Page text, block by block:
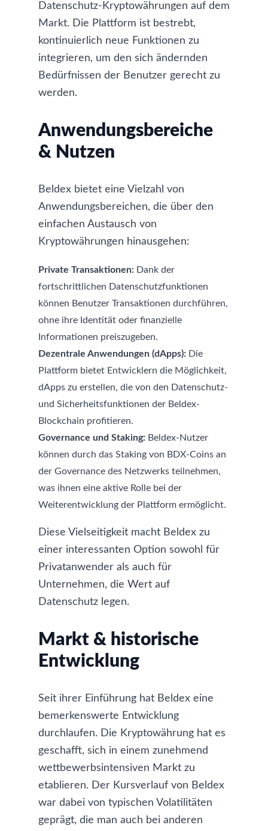
Datenschutz-Kryptowährungen auf dem
Markt. Die Plattform ist bestrebt,
kontinuierlich neue Funktionen zu
integrieren, um den sich ändernden
Bedürfnissen der Benutzer gerecht zu
werden.
Anwendungsbereiche
& Nutzen
Beldex bietet eine Vielzahl von
Anwendungsbereichen, die über den
einfachen Austausch von
Kryptowährungen hinausgehen:
Private Transaktionen: Dank der
fortschrittlichen Datenschutzfunktionen
können Benutzer Transaktionen durchführen,
ohne ihre Identität oder finanzielle
Informationen preiszugeben.
Dezentrale Anwendungen (dApps): Die
Plattform bietet Entwicklern die Möglichkeit,
dApps zu erstellen, die von den Datenschutz-
und Sicherheitsfunktionen der Beldex-
Blockchain profitieren.
Governance und Staking: Beldex-Nutzer
können durch das Staking von BDX-Coins an
der Governance des Netzwerks teilnehmen,
was ihnen eine aktive Rolle bei der
Weiterentwicklung der Plattform ermöglicht.
Diese Vielseitigkeit macht Beldex zu
einer interessanten Option sowohl für
Privatanwender als auch für
Unternehmen, die Wert auf
Datenschutz legen.
Markt & historische
Entwicklung
Seit ihrer Einführung hat Beldex eine
bemerkenswerte Entwicklung
durchlaufen. Die Kryptowährung hat es
geschafft, sich in einem zunehmend
wettbewerbsintensiven Markt zu
etablieren. Der Kursverlauf von Beldex
war dabei von typischen Volatilitäten
geprägt, die man auch bei anderen